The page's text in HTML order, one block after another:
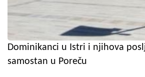
Dominikanci u Istri i njihova
samostan u Poreču